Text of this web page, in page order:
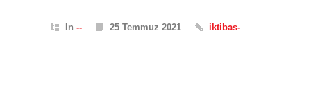
In -- 25 Temmuz 2021 iktibas-